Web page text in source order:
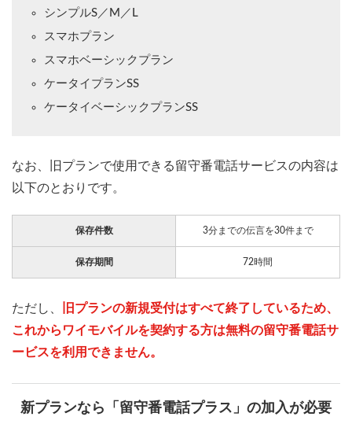
シンプルS／M／L
スマホプラン
スマホベーシックプラン
ケータイプランSS
ケータイベーシックプランSS
なお、旧プランで使用できる留守番電話サービスの内容は
以下のとおりです。
保存件数 3分までの伝言を30件まで
保存期間 72時間
ただし、
旧プランの新規受付はすべて終了しているため、
これからワイモバイルを契約する方は無料の留守番電話サ
ービスを利用できません。
新プランなら「留守番電話プラス」の加入が必要